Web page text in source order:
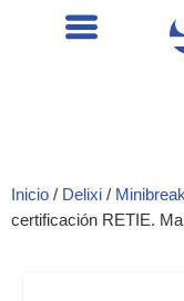
Inicio / Delixi /
certificación RETIE.